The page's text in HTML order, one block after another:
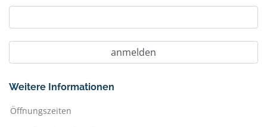
Weitere Informationen
Öffnungszeiten